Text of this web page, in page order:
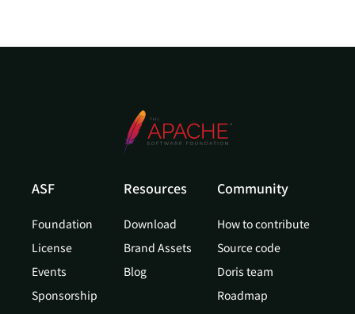
ASF
Foundation
License
Events
Sponsorship
Resources
Download
Brand Assets
Blog
Community
How to contribute
Source code
Doris team
Roadmap